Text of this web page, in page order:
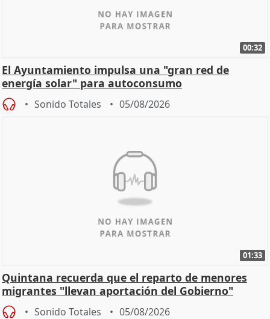
00:32
El Ayuntamiento impulsa una "gran red de
energía solar" para autoconsumo
Sonido Totales 05/08/2026
01:33
Quintana recuerda que el reparto de menores
migrantes "llevan aportación del Gobierno"
central
Sonido Totales 05/08/2026